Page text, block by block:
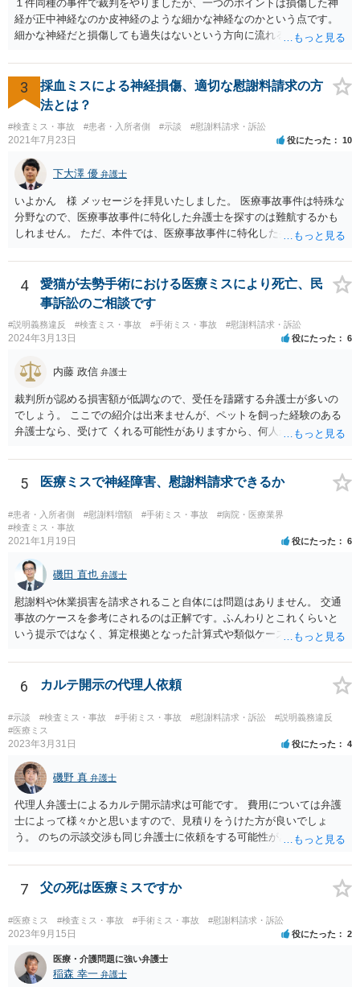
１件同種の事件で裁判をやりましたが、一つのポイントは損傷した神
経が正中神経なのか皮神経のような細かな神経なのかという点です。
細かな神経だと損傷しても過失はないという方向に流れる可能性があ
過失が認められる可能性がありますので弁護士費用を支払う価値はあ
るかと思います。 頑張ってください。
3
採血ミスによる神経損傷、適切な慰謝料請求の方
法とは？
#検査ミス・事故 #患者・入所者側 #示談 #慰謝料請求・訴訟
2021年7月23日 役にたった 10
下大澤 優 弁護士
いよかん 様 メッセージを拝見いたしました。 医療事故事件は特殊な
分野なので、医療事故事件に特化した弁護士を探すのは難航するかも
しれません。 ただ、本件では、医療事故事件に特化した弁護士でなく
の過失（医療ミス）の立証なのですが、本件では過失自体には争いが
ないため、損害額の立証が主なポイントになります。 損害額に立証に
関しては、交通事故事件と同様の発想で考えればよいので、対応でき
る弁護士は多いと思います。 今後の交渉については、ご自身で対応さ
れることも可能ではありますが、相手方保険会社は容易に増額に応じ
ない（多少の増額はあり得るとしても、裁判基準での和解は難しい）
と思われます。 弁護士が介入することにより提示額が大きく変わるこ
とは多々あるため、可能であれば弁護士に依頼した上での交渉をお勧
めしたいところです。
4
愛猫が去勢手術における医療ミスにより死亡、民
事訴訟のご相談です
#説明義務違反 #検査ミス・事故 #手術ミス・事故 #慰謝料請求・訴訟
2024年3月13日 役にたった 6
内藤 政信 弁護士
裁判所が認める損害額が低調なので、受任を躊躇する弁護士が多いの
でしょう。 ここでの紹介は出来ませんが、ペットを飼った経験のある
弁護士なら、受けて くれる可能性がありますから、何人か問い合わせ
5 医療ミスで神経障害、慰謝料請求できるか
#患者・入所者側 #慰謝料増額 #手術ミス・事故
#病院・医療業界
#検査ミス・事故
2021年1月19日 役にたった 6
磯田 直也 弁護士
慰謝料や休業損害を請求されること自体には問題はありません。 交通
事故のケースを参考にされるのは正解です。ふんわりとこれくらいと
いう提示ではなく、算定根拠となった計算式や類似ケースでの裁判所
面、針刺し事故については医療者側の故意や過失がないと思われるケ
ースが多く、早期解決のためにある程度の減額等があることはやむを
得ないかとも思います。 病院側の提示があまりにも低額であった場合
などには、弁護士へのご依頼も検討されるべきかと思います。 弁護士
への依頼が必要になる際に備えて、また現時点でのアドバイス等をも
らうために、一度法律事務所にご相談されておいても良いかも知れま
せん。
6 カルテ開示の代理人依頼
#示談 #検査ミス・事故 #手術ミス・事故 #慰謝料請求・訴訟
#説明義務違反
#医療ミス
2023年3月31日 役にたった 4
磯野 真 弁護士
代理人弁護士によるカルテ開示請求は可能です。 費用については弁護
士によって様々かと思いますので、見積りをうけた方が良いでしょ
う。 のちの示談交渉も同じ弁護士に依頼をする可能性がある場合に
いたほうが良いと思われます。
7 父の死は医療ミスですか
#医療ミス #検査ミス・事故 #手術ミス・事故 #慰謝料請求・訴訟
2023年9月15日 役にたった 2
医療・介護問題に強い弁護士
稲森 幸一 弁護士